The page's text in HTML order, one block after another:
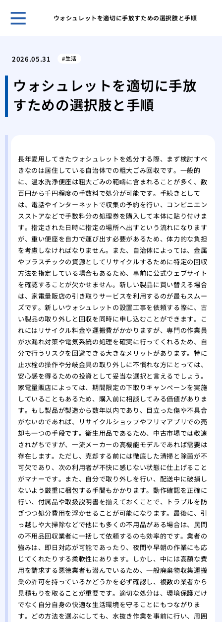
ウォシュレットを適切に手放すための選択肢と手順
修
浴
ト
実
2026.05.31 生活
ウォシュレットを適切に手放
すための選択肢と手順
長年愛用してきたウォシュレットを処分する際、まず検討すべ
きなのは居住している自治体での粗大ごみ回収です。一般的
に、温水洗浄便座は粗大ごみの範疇に含まれることが多く、数
百円から千円程度の手数料で処分が可能です。手続きとして
は、電話やインターネットで収集の予約を行い、コンビニエン
スストアなどで手数料分の処理券を購入して本体に貼り付けま
す。指定された日時に指定の場所へ出すという流れになります
が、重い便座を自力で運び出す必要があるため、体力的な負担
を考慮しなければなりません。また、自治体によっては、金属
やプラスチックの資源としてリサイクルするために特定の回収
方法を指定している場合もあるため、事前に公式ウェブサイト
を確認することが欠かせません。新しい製品に買い替える場合
は、家電量販店の引き取りサービスを利用するのが最もスムー
ズです。新しいウォシュレットの設置工事を依頼する際に、古
い製品の取り外しと回収を同時に申し込むことができます。こ
れにはリサイクル料金や運搬費がかかりますが、専門の作業員
が水漏れ対策や電気系統の処理を確実に行ってくれるため、自
分で行うリスクを回避できる大きなメリットがあります。特に
止水栓の操作や分岐金具の取り外しに不慣れな方にとっては、
安心感を得るための投資として妥当な選択と言えるでしょう。
家電量販店によっては、期間限定の下取りキャンペーンを実施
していることもあるため、購入前に相談してみる価値がありま
す。もし製品が製造から数年以内であり、目立った傷や不具合
がないのであれば、リサイクルショップやフリマアプリでの売
却も一つの手段です。衛生用品であるため、中古市場では敬遠
されがちですが、一流メーカーの高機能モデルであれば需要は
存在します。ただし、売却する前には徹底した清掃と除菌が不
可欠であり、次の利用者が不快に感じない状態に仕上げること
がマナーです。また、自分で取り外しを行い、配送中に破損し
ないよう厳重に梱包する手間もかかります。動作確認を正確に
行い、付属品や取扱説明書を揃えておくことで、トラブルを防
ぎつつ処分費用を浮かせることが可能になります。最後に、引
っ越しや大掃除などで他にも多くの不用品がある場合は、民間
の不用品回収業者に一括して依頼するのも効率的です。業者の
強みは、即日対応が可能であったり、夜間や早朝の作業にも応
じてくれたりする柔軟性にあります。しかし、中には高額な費
用を請求する悪徳業者も潜んでいるため、一般廃棄物収集運搬
業の許可を持っているかどうかを必ず確認し、複数の業者から
見積もりを取ることが重要です。適切な処分は、環境保護だけ
でなく自分自身の快適な生活環境を守ることにもつながりま
す。どの方法を選ぶにしても、水抜き作業を事前に行い、周囲